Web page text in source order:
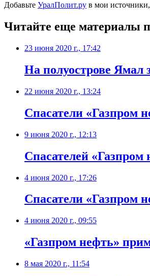
Добавьте УралПолит.ру в мои
Читайте еще материалы
23 июня 2020 г., 17:42
На полуострове Ямал
22 июня 2020 г., 13:24
​Спасатели «Газпром
9 июня 2020 г., 12:13
Спасателей
4 июня 2020 г., 17:26
Спасатели «Газпром
4 июня 2020 г., 09:55
«Газпром нефть»
8 мая 2020 г., 11:54